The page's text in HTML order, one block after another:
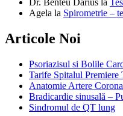
Dr. Benteu Darius la
Agela la Spirometrie –
Articole Noi
Psoriazisul si Bolile
Tarife Spitalul Premiere
Anatomie Artere
Bradicardie sinusală –
Sindromul de QT lung